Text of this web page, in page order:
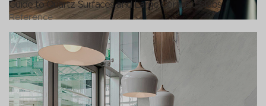
Guide to Quartz Surfaces and Large Ceramic Slabs
Reference